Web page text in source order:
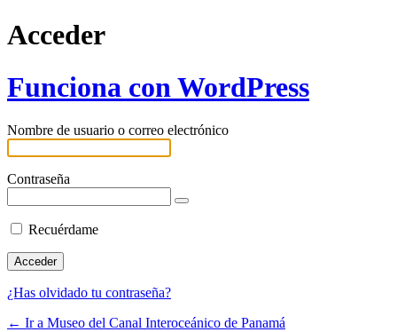
Acceder
Funciona con WordPress
Nombre de usuario o correo electrónico
Contraseña
Recuérdame
¿Has olvidado tu contraseña?
← Ir a Museo del Canal Interoceánico de Panamá